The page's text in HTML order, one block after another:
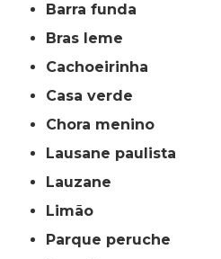
barra funda
bras leme
cachoeirinha
casa verde
chora menino
lausane paulista
lauzane
limão
parque peruche